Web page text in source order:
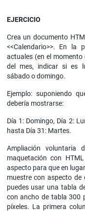
EJERCICIO
Crea un documento
<<Calendario>>. En la
actuales (en el
del mes, indicar si es
sábado o domingo.
Ejemplo: suponiendo
debería mostrarse:
Día 1: Domingo, Día 2:
hasta Día 31: Martes.
Ampliación voluntaria
maquetación con
aspecto para que en
muestre con aspecto
puedes usar una tabla
con ancho de tabla 300
píxeles. La primera